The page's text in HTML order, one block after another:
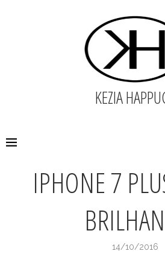
KEZIA
Home
IPHONE 7
14/10/2016